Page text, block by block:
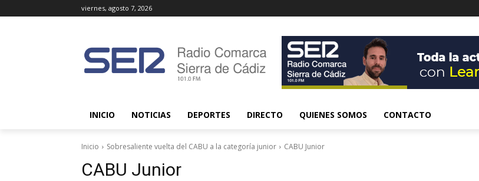
viernes, agosto 7, 2026
INICIO NOTICIAS DEPORTES DIRECTO QUIENES SOMOS CONTACTO
Inicio Sobresaliente vuelta del CABU a la categoría junior CABU Junior
CABU Junior